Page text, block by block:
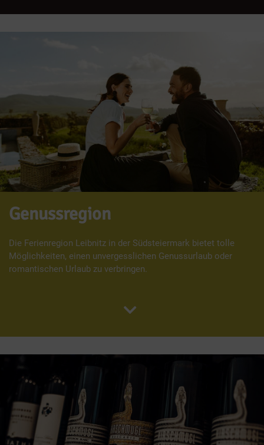
Genussregion
Die Ferienregion Leibnitz in der Südsteiermark bietet tolle
Möglichkeiten, einen unvergesslichen Genussurlaub oder
romantischen Urlaub zu verbringen.